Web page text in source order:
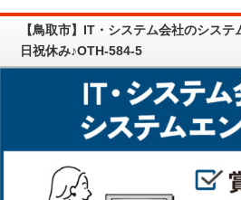
【鳥取市】IT・システム会社のシス
日祝休み♪OTH-584-5